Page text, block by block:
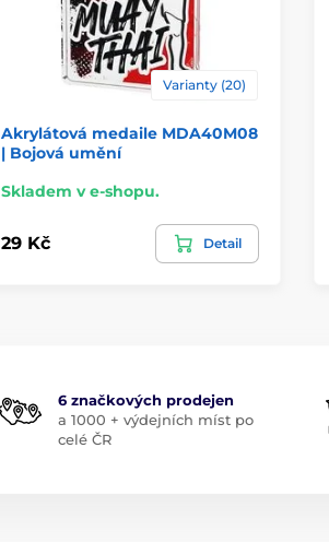
Varianty (20)
Akrylátová medaile MDA40M08
| Bojová umění
Skladem v e-shopu.
29 Kč Detail
6 značkových prodejen
a 1000 + výdejních míst po
celé ČR